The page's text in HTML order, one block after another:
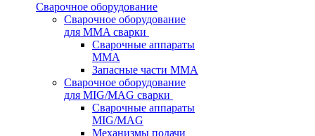
Сварочное оборудование
Сварочное оборудование
для MMA сварки
Сварочные аппараты
MMA
Запасные части MMA
Сварочное оборудование
для MIG/MAG сварки
Сварочные аппараты
MIG/MAG
Механизмы подачи